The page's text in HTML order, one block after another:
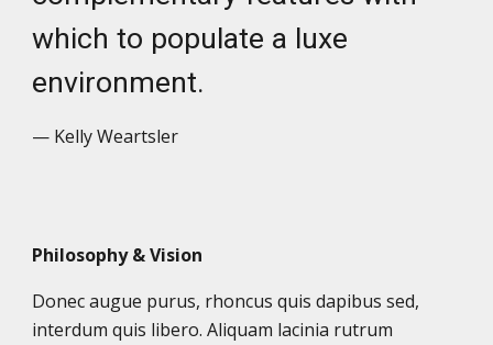
which to populate a luxe
environment.
— Kelly Weartsler
Philosophy & Vision
Donec augue purus, rhoncus quis dapibus sed,
interdum quis libero. Aliquam lacinia rutrum